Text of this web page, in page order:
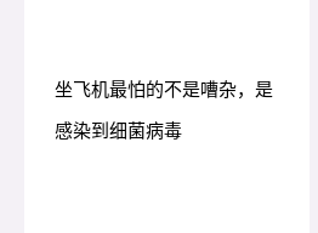
坐飞机最怕的不是嘈杂，是
感染到细菌病毒